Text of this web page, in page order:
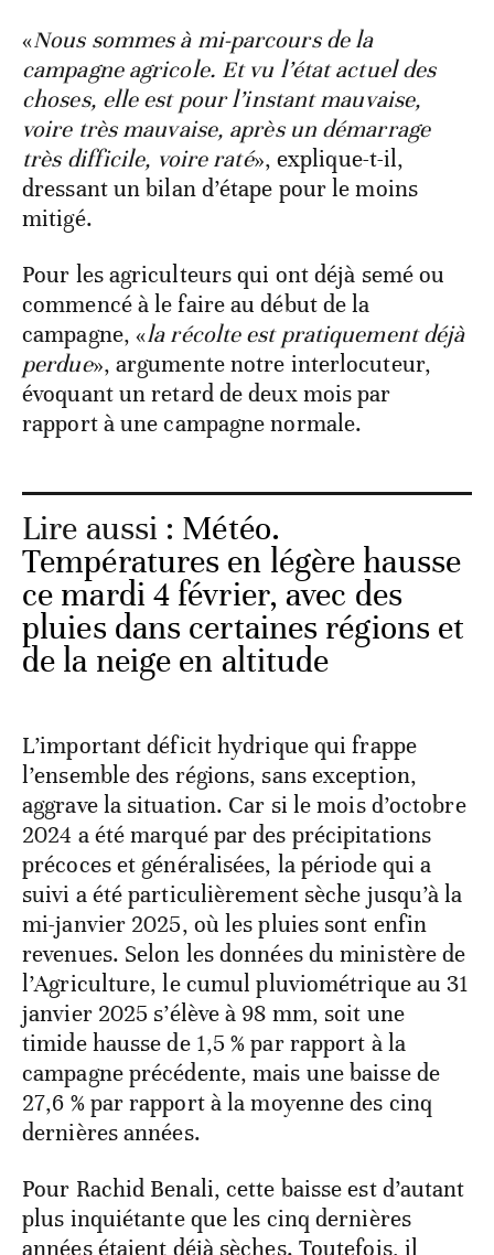
«Nous sommes à mi-parcours de la
campagne agricole. Et vu l’état actuel des
choses, elle est pour l’instant mauvaise,
voire très mauvaise, après un démarrage
très difficile, voire raté», explique-t-il,
dressant un bilan d’étape pour le moins
mitigé.
Pour les agriculteurs qui ont déjà semé ou
commencé à le faire au début de la
campagne, «la récolte est pratiquement déjà
perdue», argumente notre interlocuteur,
évoquant un retard de deux mois par
rapport à une campagne normale.
Lire aussi : Météo.
Températures en légère hausse
ce mardi 4 février, avec des
pluies dans certaines régions et
de la neige en altitude
L’important déficit hydrique qui frappe
l’ensemble des régions, sans exception,
aggrave la situation. Car si le mois d’octobre
2024 a été marqué par des précipitations
précoces et généralisées, la période qui a
suivi a été particulièrement sèche jusqu’à la
mi-janvier 2025, où les pluies sont enfin
revenues. Selon les données du ministère de
l’Agriculture, le cumul pluviométrique au 31
janvier 2025 s’élève à 98 mm, soit une
timide hausse de 1,5 % par rapport à la
campagne précédente, mais une baisse de
27,6 % par rapport à la moyenne des cinq
dernières années.
Pour Rachid Benali, cette baisse est d’autant
plus inquiétante que les cinq dernières
années étaient déjà sèches. Toutefois, il